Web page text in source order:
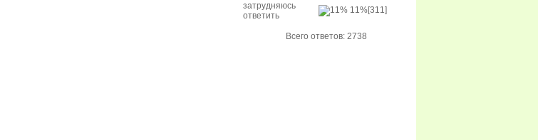
затрудняюсь
ответить
11%[311]
Всего ответов: 2738